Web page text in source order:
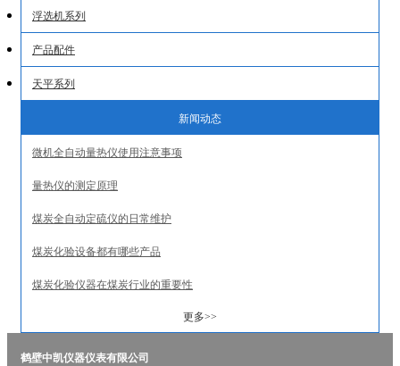
浮选机系列
产品配件
天平系列
新闻动态
微机全自动量热仪使用注意事项
量热仪的测定原理
煤炭全自动定硫仪的日常维护
煤炭化验设备都有哪些产品
煤炭化验仪器在煤炭行业的重要性
更多>>
鹤壁中凯仪器仪表有限公司